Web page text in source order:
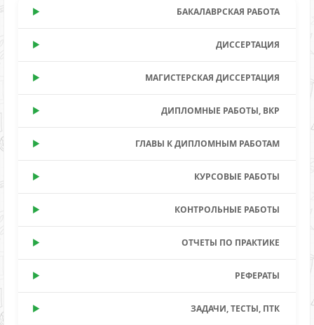
БАКАЛАВРСКАЯ РАБОТА
ДИССЕРТАЦИЯ
МАГИСТЕРСКАЯ ДИССЕРТАЦИЯ
ДИПЛОМНЫЕ РАБОТЫ, ВКР
ГЛАВЫ К ДИПЛОМНЫМ РАБОТАМ
КУРСОВЫЕ РАБОТЫ
КОНТРОЛЬНЫЕ РАБОТЫ
ОТЧЕТЫ ПО ПРАКТИКЕ
РЕФЕРАТЫ
ЗАДАЧИ, ТЕСТЫ, ПТК